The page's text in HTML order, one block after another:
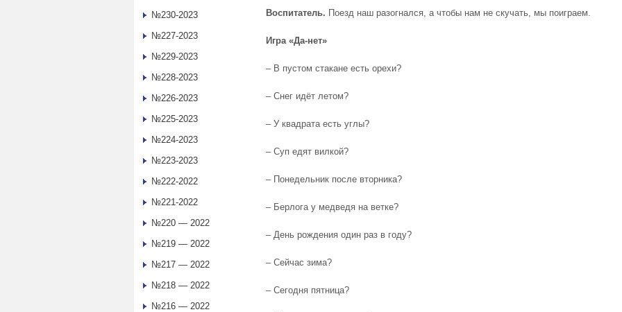
Воспитатель. Поезд наш разогнался, а чтобы нам не скучать, мы поиграем.
Игра «Да-нет»
– В пустом стакане есть орехи?
– Снег идёт летом?
– У квадрата есть углы?
– Суп едят вилкой?
– Понедельник после вторника?
– Берлога у медведя на ветке?
– День рождения один раз в году?
– Сейчас зима?
– Сегодня пятница?
№230-2023
№227-2023
№229-2023
№228-2023
№226-2023
№225-2023
№224-2023
№223-2023
№222-2022
№221-2022
№220 — 2022
№219 — 2022
№217 — 2022
№218 — 2022
№216 — 2022